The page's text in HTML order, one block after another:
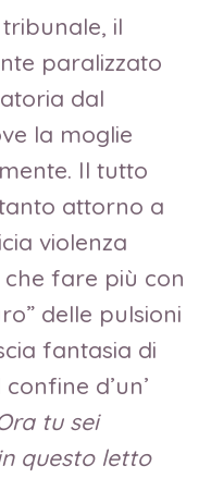
il
paralizzato
dal
la moglie
Il tutto
attorno a
violenza
fare più con
delle pulsioni
fantasia di
d’un’
tu sei
questo letto